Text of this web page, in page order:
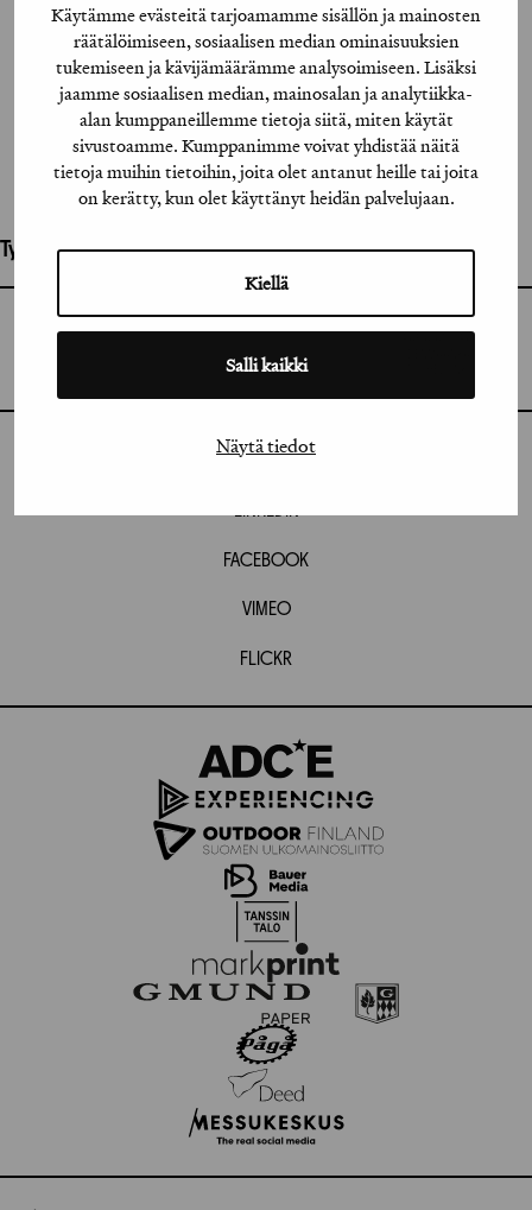
Käytämme evästeitä tarjoamamme sisällön ja mainosten
räätälöimiseen, sosiaalisen median ominaisuuksien
tukemiseen ja kävijämäärämme analysoimiseen. Lisäksi
jaamme sosiaalisen median, mainosalan ja analytiikka-
alan kumppaneillemme tietoja siitä, miten käytät
sivustoamme. Kumppanimme voivat yhdistää näitä
tietoja muihin tietoihin, joita olet antanut heille tai joita
on kerätty, kun olet käyttänyt heidän palvelujaan.
Kiellä
Salli kaikki
Näytä tiedot
Työhön osallistuneet henkilöt / tahot:
INSTAGRAM
LINKEDIN
FACEBOOK
VIMEO
FLICKR